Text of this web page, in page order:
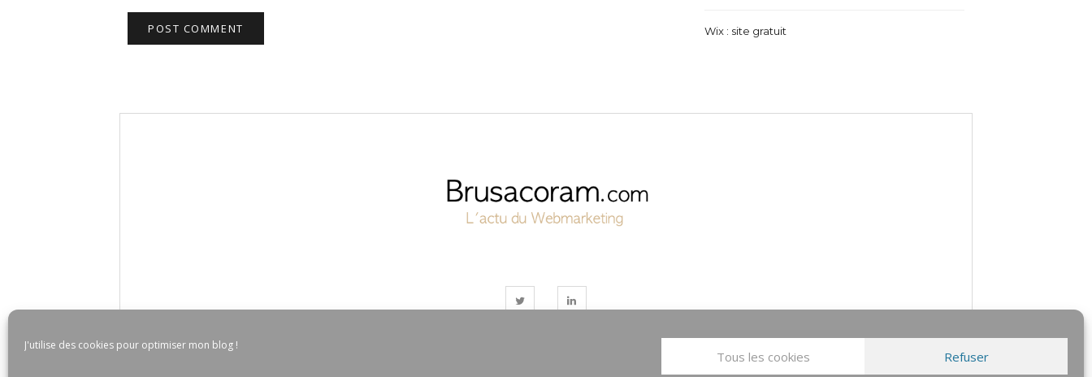
J'utilise des cookies pour optimiser mon blog !
Tous les cookies Refuser
Wix : site gratuit